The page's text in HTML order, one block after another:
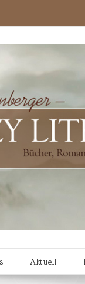
Aktuell